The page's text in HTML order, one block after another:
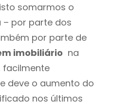
somarmos o
por parte dos
por parte de
imobiliário na
facilmente
deve o aumento do
nos últimos